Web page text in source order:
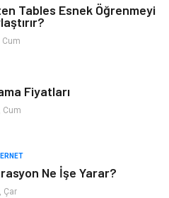
Anne & Çocuk
Gayrimenkul
Aksesuar
diş sağlığı
Tables Esnek Öğrenmeyi
Fiyatları
Cum
Ne İşe Yarar?
Çar